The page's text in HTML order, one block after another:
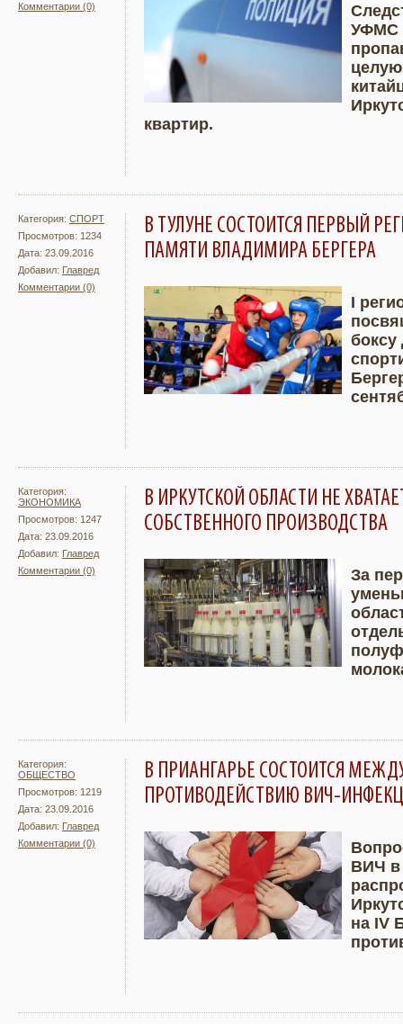
Комментарии (0)
Подробнее
УФМС
квартир.
Категория: СПОРТ
Просмотров: 1234
Дата: 23.09.2016
Добавил: Главред
Комментарии (0)
В ТУЛУНЕ СОСТОИТСЯ ПЕРВЫЙ
ПАМЯТИ ВЛАДИМИРА БЕРГЕРА
Подробнее
I
Категория:
ЭКОНОМИКА
Просмотров: 1247
Дата: 23.09.2016
Добавил: Главред
Комментарии (0)
В ИРКУТСКОЙ ОБЛАСТИ НЕ
СОБСТВЕННОГО ПРОИЗВОДСТВА
Подробнее
За
Категория:
ОБЩЕСТВО
Просмотров: 1219
Дата: 23.09.2016
Добавил: Главред
Комментарии (0)
В ПРИАНГАРЬЕ СОСТОИТСЯ
ПРОТИВОДЕЙСТВИЮ ВИЧ-
Подробнее
ВИЧ в
на IV